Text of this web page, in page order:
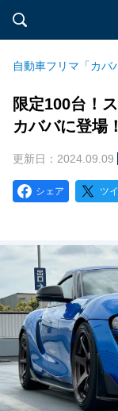
自動車フリマ「カバ
限定100台！
カババに登場！
更新日：2024.09.09
シェア ツ